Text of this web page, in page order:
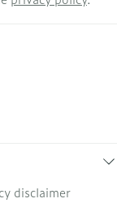
disclaimer